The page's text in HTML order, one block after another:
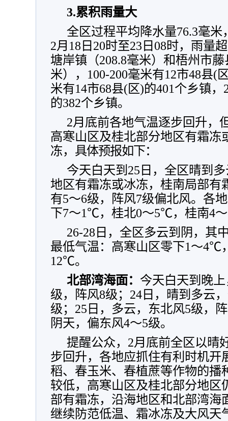
3.累积雨量大
全区过程平均降水量76.3毫
2月18日20时至23日08时，雨量
塘岸镇（208.8毫米）和梧州市
米），100-200毫米有12市48县(
米有14市68县(区)的401个乡镇
的382个乡镇。
2月底前各地气温逐步回升，
高寒山区及桂北部分地区有霜冻
冻， 具体预报如下：
今天白天到25日，全区晴到
地区有霜冻或冰冻，桂南局部有
有5～6级，阵风7级偏北风。各
下7～1℃，桂北0～5℃，桂南4
26-28日，全区多云到阴，其
最低气温：高寒山区零下1～4℃
12℃。
北部湾海面： 今天白天到晚
级，阵风8级；24日，晴到多云
级；25日，多云，东北风5级，
阴天，偏东风4～5级。
提醒公众，2月底前全区以晴
步回升，各地应抓住有利时机开
稻、春玉米、春植蔗等作物的播
较低，高寒山区及桂北部分地区
部有霜冻，沿海地区和北部湾海
继续防范低温、霜冰冻及大风天